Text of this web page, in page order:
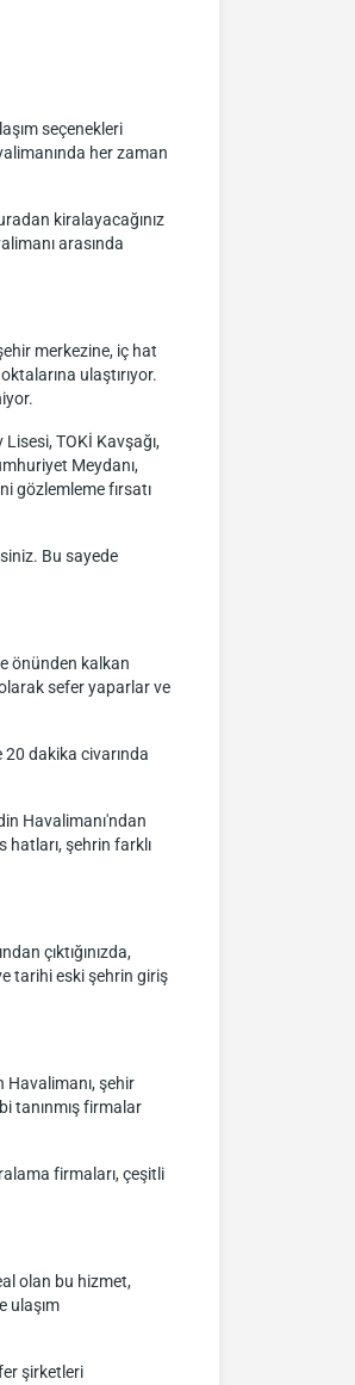
seçenekleri
her zaman
kiralayacağınız
arasında
merkezine, iç hat
ulaştırıyor.
TOKİ Kavşağı,
Meydanı,
gözlemleme fırsatı
Bu sayede
önünden kalkan
sefer yaparlar ve
20 dakika civarında
Havalimanı'ndan
hatları, şehrin farklı
çıktığınızda,
tarihi eski şehrin giriş
şehir
tanınmış firmalar
firmaları, çeşitli
olan bu hizmet,
ulaşım
şirketleri